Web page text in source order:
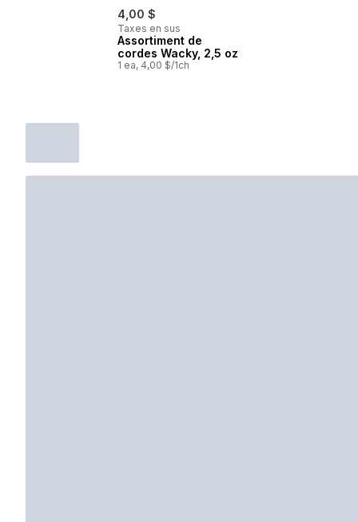
4,00 $
Taxes en sus
Assortiment de
cordes Wacky, 2,5 oz
1 ea, 4,00 $/1ch